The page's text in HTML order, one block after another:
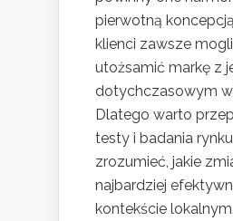
pierwotną
klienci zawsze
utożsamić markę z
dotychczasowym
Dlatego warto
testy i badania
zrozumieć, jakie
najbardziej
kontekście lokalnym.